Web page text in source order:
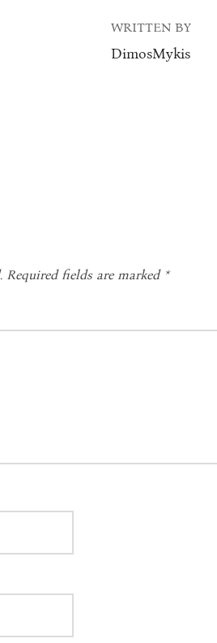
WRITTEN BY
DimosMykis
Required fields are marked *